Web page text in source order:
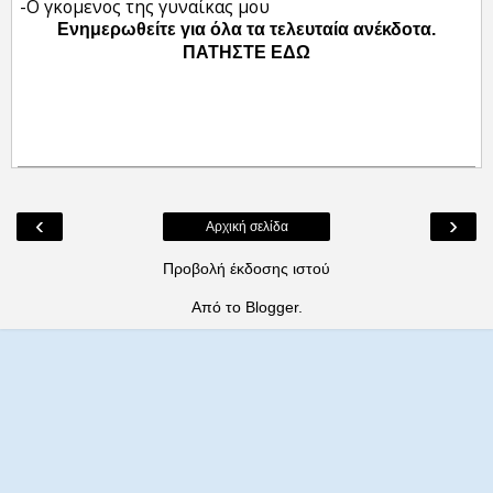
-Ο γκομενος της γυναίκας μου
Ενημερωθείτε για όλα τα τελευταία ανέκδοτα.
ΠΑΤΗΣΤΕ ΕΔΩ
‹ ›
Αρχική σελίδα
Προβολή έκδοσης ιστού
Από το Blogger.